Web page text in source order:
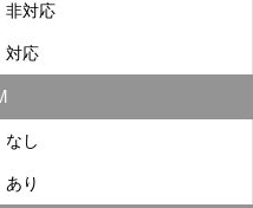
非対応
対応
なし
あり